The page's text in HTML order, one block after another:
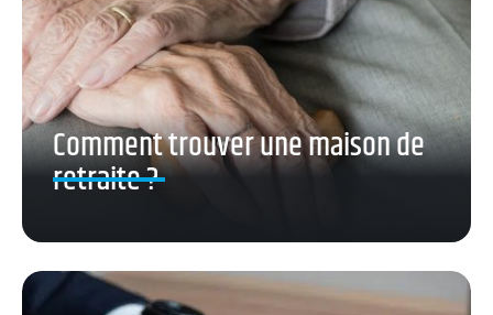
Comment trouver une maison de
retraite ?